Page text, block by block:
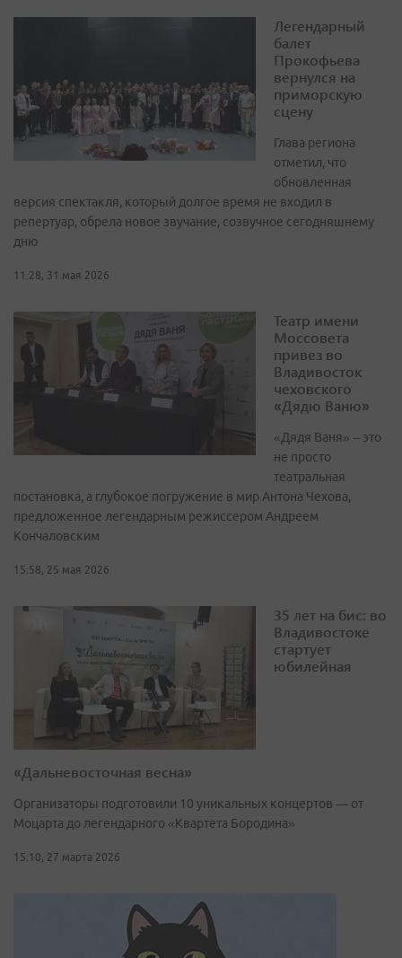
Легендарный
балет
Прокофьева
вернулся на
приморскую
сцену
Глава региона
отметил, что
обновленная
версия спектакля, который долгое время не входил в
репертуар, обрела новое звучание, созвучное сегодняшнему
дню
11:28, 31 мая 2026
Театр имени
Моссовета
привез во
Владивосток
чеховского
«Дядю Ваню»
«Дядя Ваня» – это
не просто
театральная
постановка, а глубокое погружение в мир Антона Чехова,
предложенное легендарным режиссером Андреем
Кончаловским
15:58, 25 мая 2026
35 лет на бис: во
Владивостоке
стартует
юбилейная
«Дальневосточная весна»
Организаторы подготовили 10 уникальных концертов — от
Моцарта до легендарного «Квартета Бородина»
15:10, 27 марта 2026